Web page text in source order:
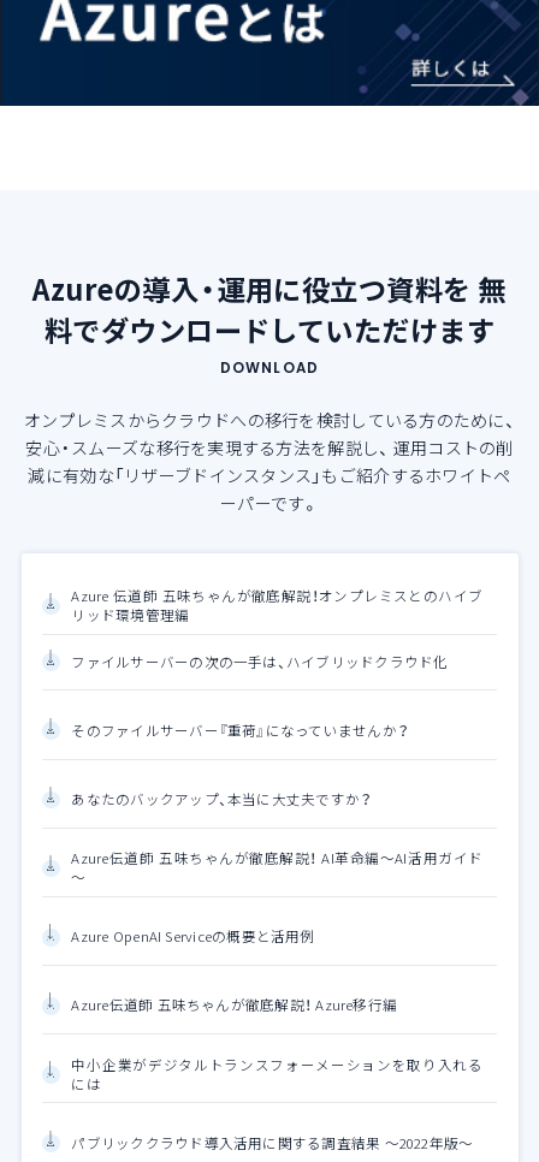
Azureの導入・運用に役立つ資料を 無
料でダウンロードしていただけます
DOWNLOAD
オンプレミスからクラウドへの移行を検討している方のために、
安心・スムーズな移行を実現する方法を解説し、 運用コストの削
減に有効な「リザーブドインスタンス」もご紹介するホワイトペ
ーパーです。
Azure 伝道師 五味ちゃんが徹底解説！オンプレミスとのハイブ
リッド環境管理編
ファイルサーバーの次の一手は、ハイブリッドクラウド化
そのファイルサーバー『重荷』になっていませんか？
あなたのバックアップ、本当に大丈夫ですか？
Azure伝道師 五味ちゃんが徹底解説！ AI革命編～AI活用ガイド
～
Azure OpenAI Serviceの概要と活用例
Azure伝道師 五味ちゃんが徹底解説！ Azure移行編
中小企業がデジタルトランスフォーメーションを取り入れる
には
パブリッククラウド導入活用に関する調査結果 ～2022年版～